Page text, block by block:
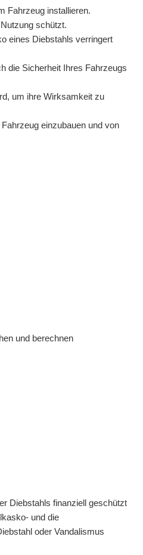
Fahrzeug installieren.
schützt.
eines Diebstahls verringert
die Sicherheit Ihres Fahrzeugs
um ihre Wirksamkeit zu
einzubauen und von
und berechnen
Diebstahls finanziell geschützt
und die
oder Vandalismus